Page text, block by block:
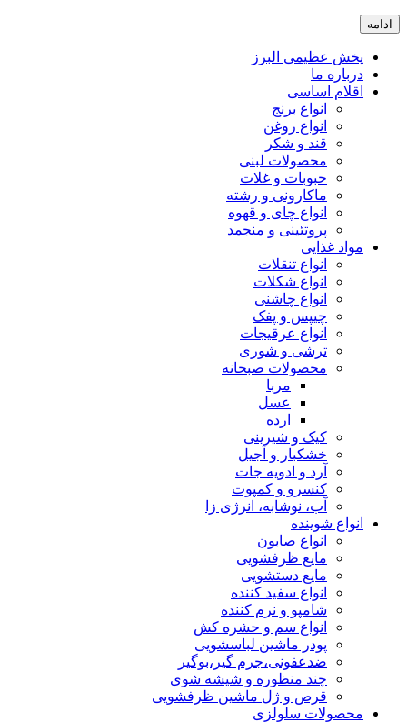
ادامه
پخش عظیمی البرز
درباره ما
اقلام اساسی
انواع برنج
انواع روغن
قند و شکر
محصولات لبنی
حبوبات و غلات
ماکارونی و رشته
انواع چای و قهوه
پروتئینی و منجمد
مواد غذایی
انواع تنقلات
انواع شکلات
انواع چاشنی
چیپس و پفک
انواع عرقیجات
ترشی و شوری
محصولات صبحانه
مربا
عسل
ارده
کیک و شیرینی
خشکبار و آجیل
آرد و ادویه جات
کنسرو و کمپوت
آب، نوشابه، انرژی زا
انواع شوینده
انواع صابون
مایع ظرفشویی
مایع دستشویی
انواع سفید کننده
شامپو و نرم کننده
انواع سم و حشره کش
پودر ماشین لباسشویی
ضدعفونی،جرم گیر،بوگیر
چند منظوره و شیشه شوی
قرص و ژل ماشین ظرفشویی
محصولات سلولزی